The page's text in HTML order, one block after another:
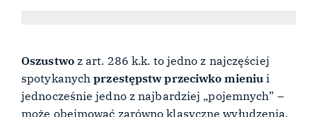
Oszustwoz art. 286 k.k. to jedno z najczęściej
spotykanychprzestępstw przeciwko mieniu i
jednocześnie jedno z najbardziej „pojemnych” –
może obejmować zarówno klasyczne wyłudzenia,